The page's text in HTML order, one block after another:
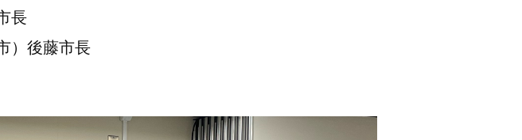
長
後藤市長